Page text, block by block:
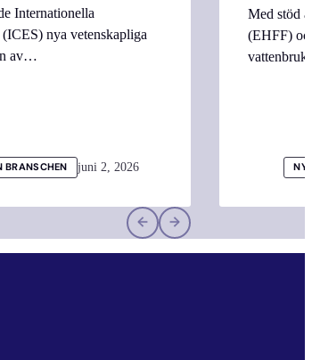
Internationella
nya vetenskapliga
av…
BRANSCHEN juni 2, 2026
Med stöd
(EHFF)